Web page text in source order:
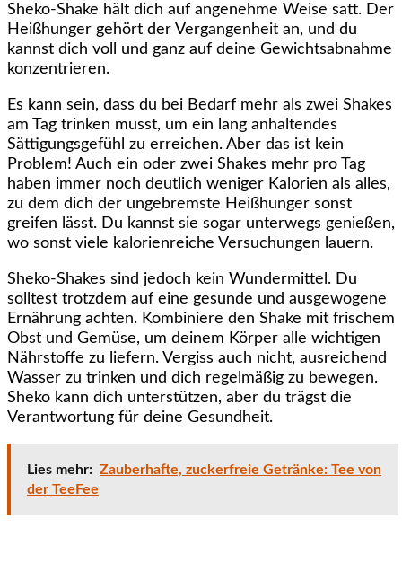
Sheko-Shake hält dich auf angenehme Weise satt. Der
Heißhunger gehört der Vergangenheit an, und du
kannst dich voll und ganz auf deine Gewichtsabnahme
konzentrieren.
Es kann sein, dass du bei Bedarf mehr als zwei Shakes
am Tag trinken musst, um ein lang anhaltendes
Sättigungsgefühl zu erreichen. Aber das ist kein
Problem! Auch ein oder zwei Shakes mehr pro Tag
haben immer noch deutlich weniger Kalorien als alles,
zu dem dich der ungebremste Heißhunger sonst
greifen lässt. Du kannst sie sogar unterwegs genießen,
wo sonst viele kalorienreiche Versuchungen lauern.
Sheko-Shakes sind jedoch kein Wundermittel. Du
solltest trotzdem auf eine gesunde und ausgewogene
Ernährung achten. Kombiniere den Shake mit frischem
Obst und Gemüse, um deinem Körper alle wichtigen
Nährstoffe zu liefern. Vergiss auch nicht, ausreichend
Wasser zu trinken und dich regelmäßig zu bewegen.
Sheko kann dich unterstützen, aber du trägst die
Verantwortung für deine Gesundheit.
Lies mehr: Zauberhafte, zuckerfreie Getränke: Tee von
der TeeFee